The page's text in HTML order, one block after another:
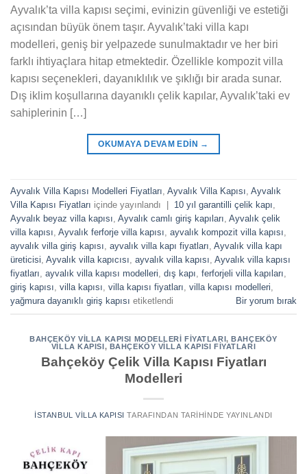
Ayvalık’ta villa kapısı seçimi, evinizin güvenliği ve estetiği
açısından büyük önem taşır. Ayvalık’taki villa kapı
modelleri, geniş bir yelpazede sunulmaktadır ve her biri
farklı ihtiyaçlara hitap etmektedir. Özellikle kompozit villa
kapısı seçenekleri, dayanıklılık ve şıklığı bir arada sunar.
Dış iklim koşullarına dayanıklı çelik kapılar, Ayvalık’taki ev
sahiplerinin […]
OKUMAYA DEVAM EDIN →
Ayvalık Villa Kapısı Modelleri Fiyatları Ayvalık Villa Kapısı Ayvalık
Villa Kapısı Fiyatları içinde yayınlandı 10 yıl garantilli çelik kapı
Ayvalık beyaz villa kapısı Ayvalık camlı giriş kapıları Ayvalık çelik
villa kapısı Ayvalık ferforje villa kapısı ayvalık kompozit villa kapısı
ayvalık villa giriş kapısı ayvalık villa kapı fiyatları Ayvalık villa kapı
üreticisi Ayvalık villa kapıcısı ayvalık villa kapısı Ayvalık villa kapısı
fiyatları ayvalık villa kapısı modelleri dış kapı ferforjeli villa kapıları
giriş kapısı villa kapısı villa kapısı fiyatları villa kapısı modelleri
yağmura dayanıklı giriş kapısı etiketlendi Bir yorum bırak
BAHÇEKÖY VILLA KAPISI MODELLERI FIYATLARI,BAHÇEKÖY
VILLA KAPISI, BAHÇEKÖY VILLA KAPISI FIYATLARI
Bahçeköy Çelik Villa Kapısı Fiyatları
Modelleri
İSTANBUL VILLA KAPISI TARAFINDAN TARIHINDE YAYINLANDI